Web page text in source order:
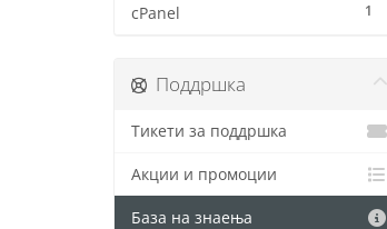
1
cPanel
Поддршка
Тикети за поддршка
Акции и промоции
База на знаења